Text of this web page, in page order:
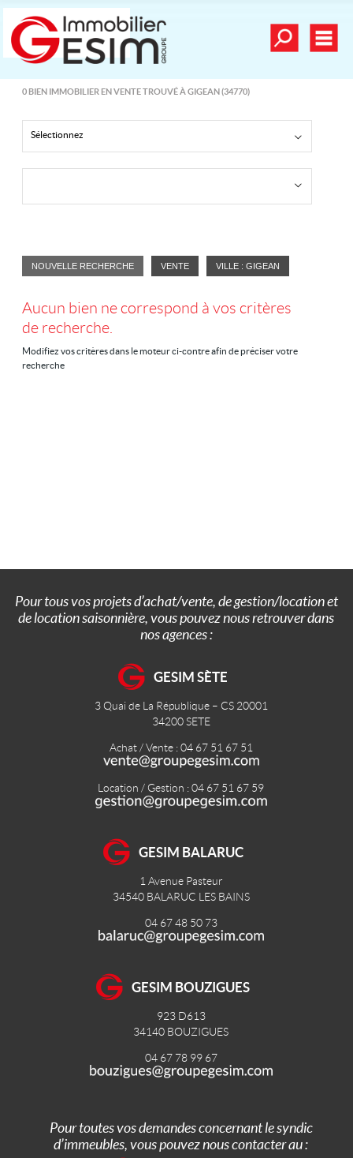
Affiner la
Nos vidéos
Nos dernières ventes
Mes sélections 0
Nos services
Location/gestion
0 BIEN IMMOBILIER EN VENTE TROUVÉ À GIGEAN (34770)
Sélectionnez
NOUVELLE RECHERCHE VENTE VILLE : GIGEAN
Aucun bien ne correspond à vos critères
de recherche.
Modifiez vos critères dans le moteur ci-contre afin de préciser votre
recherche
Pour tous vos projets d’achat/vente, de gestion/location et
de location saisonnière, vous pouvez nous retrouver dans
nos agences :
GESIM SÈTE
3 Quai de La République – CS 20001
34200SETE
Achat / Vente : 04 67 51 67 51
Location / Gestion : 04 67 51 67 59
GESIM BALARUC
1 Avenue Pasteur
34540 BALARUC LES BAINS
04 67 48 50 73
GESIM BOUZIGUES
923 D613
34140 BOUZIGUES
04 67 78 99 67
Pour toutes vos demandes concernant le syndic
d’immeubles, vous pouvez nous contacter au :